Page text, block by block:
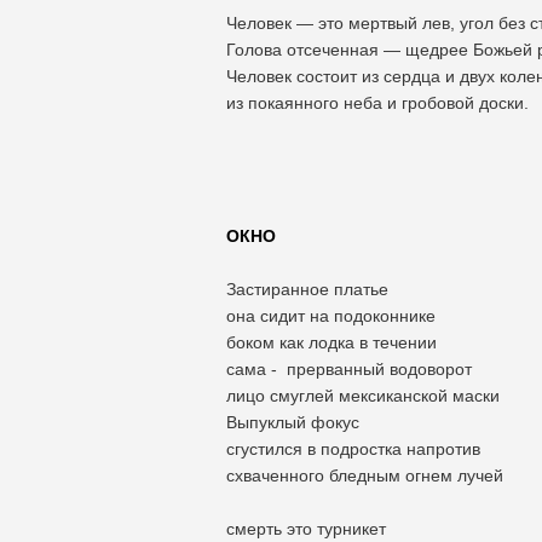
Человек — это мертвый лев, угол без
Голова отсеченная — щедрее Божьей
Человек состоит из сердца и двух
из покаянного неба и гробовой доски.
ОКНО
Застиранное платье
она сидит на подоконнике
боком как лодка в течении
сама - прерванный водоворот
лицо смуглей мексиканской маски
Выпуклый фокус
сгустился в подростка напротив
схваченного бледным огнем лучей
смерть это турникет